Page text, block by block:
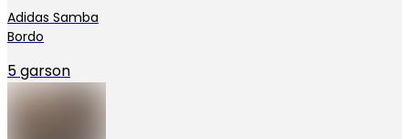
Adidas Samba
Bordo
5 garson